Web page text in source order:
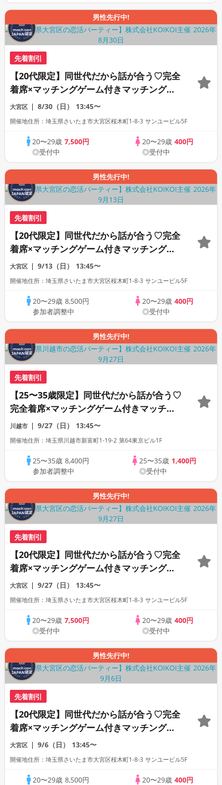
男性先行中!
先着割引
【20代限定】同世代だから話が合う♡完全
着席×マッチングゲーム付きマッチングコ
ン
大宮区 8/30（日） 13:45〜
開催地住所：埼玉県さいたま市大宮区桜木町1-8-3 サンユービル5F
20〜29歳7,500円
◎受付中
20〜29歳 400円
◎受付中
男性先行中!
先着割引
【20代限定】同世代だから話が合う♡完全
着席×マッチングゲーム付きマッチングコ
ン
大宮区 9/13（日） 13:45〜
開催地住所：埼玉県さいたま市大宮区桜木町1-8-3 サンユービル5F
20〜29歳 8,500円
参加者調整中
20〜29歳 400円
◎受付中
男性先行中!
先着割引
【25〜35歳限定】同世代だから話が合う♡
完全着席×マッチングゲーム付きマッチン
グコン
川越市 9/27（日） 13:45〜
開催地住所：埼玉県川越市新富町1-19-2 第64東京ビル1F
25〜35歳 8,400円
参加者調整中
25〜35歳 1,400円
◎受付中
男性先行中!
先着割引
【20代限定】同世代だから話が合う♡完全
着席×マッチングゲーム付きマッチングコ
ン
大宮区 9/27（日） 13:45〜
開催地住所：埼玉県さいたま市大宮区桜木町1-8-3 サンユービル5F
20〜29歳7,500円
◎受付中
20〜29歳 400円
◎受付中
男性先行中!
先着割引
【20代限定】同世代だから話が合う♡完全
着席×マッチングゲーム付きマッチングコ
ン
大宮区 9/6（日） 13:45〜
開催地住所：埼玉県さいたま市大宮区桜木町1-8-3 サンユービル5F
20〜29歳 8,500円
20〜29歳 400円